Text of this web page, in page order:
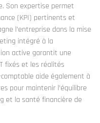
Son expertise permet
(KPI) pertinents et
l’entreprise dans la mise
intégré à la
active garantit une
fixés et les réalités
aide également à
pour maintenir l’équilibre
et la santé financière de